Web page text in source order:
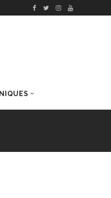
DERNIERS ARTICLES